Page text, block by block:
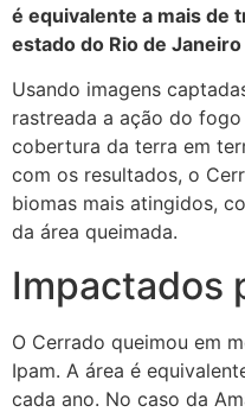
é equivalente a mais de
estado do Rio de
Usando imagens
rastreada a ação do
cobertura da terra em
com os resultados, o
biomas mais atingidos,
da área queimada.
Impactados
O Cerrado queimou em
Ipam. A área é
cada ano. No caso da